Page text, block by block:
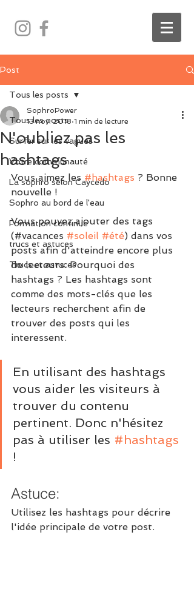
Post
Tous les posts
Surfer sur les vagues
Votre communauté
La sophro selon Caycedo
Sophro au bord de l'eau
Formation continue
trucs et astuces
Trucs et astuces
Tous les posts
N'oubliez pas les
hashtags
SophroPower
13 nov. 2018 1 min de lecture
Vous aimez les #hashtags ? Bonne
nouvelle !
Vous pouvez ajouter des tags
(#vacances #soleil #été) dans vos
posts afin d'atteindre encore plus
de lecteurs. Pourquoi des
hashtags ? Les hashtags sont
comme des mots-clés que les
lecteurs recherchent afin de
trouver des posts qui les
interessent.
En utilisant des hashtags
vous aider les visiteurs à
trouver du contenu
pertinent. Donc n'hésitez
pas à utiliser les #hashtags
!
Astuce:
Utilisez les hashtags pour décrire
l'idée principale de votre post.